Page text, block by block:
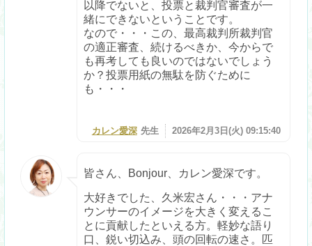
以降でないと、投票と裁判官審査が一
緒にできないということです。
なので・・・この、最高裁判所裁判官
の適正審査、続けるべきか、今からで
も再考しても良いのではないでしょう
か？投票用紙の無駄を防ぐために
も・・・
カレン愛深 先生 2026年2月3日(火) 09:15:40
皆さん、Bonjour、カレン愛深です。
大好きでした、久米宏さん・・・アナ
ウンサーのイメージを大きく変えるこ
とに貢献したといえる方。軽妙な語り
口、鋭い切込み、頭の回転の速さ。匹